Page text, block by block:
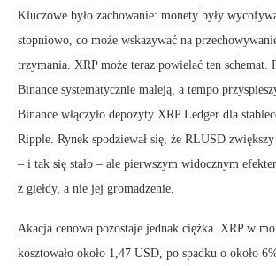
Kluczowe było zachowanie: monety były
stopniowo, co może wskazywać na
trzymania. XRP może teraz powielać ten schemat.
Binance systematycznie maleją, a tempo
Binance włączyło depozyty XRP Ledger dla
Ripple. Rynek spodziewał się, że RLUSD
– i tak się stało – ale pierwszym widocznym
z giełdy, a nie jej gromadzenie.
Akacja cenowa pozostaje jednak ciężka. XRP w
kosztowało około 1,47 USD, po spadku o około